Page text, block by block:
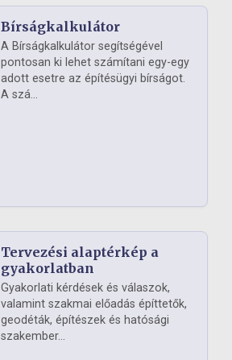
Bírságkalkulátor
A Bírságkalkulátor segítségével
pontosan ki lehet számítani egy-egy
adott esetre az építésügyi bírságot.
A szá...
Tervezési alaptérkép a
gyakorlatban
Gyakorlati kérdések és válaszok,
valamint szakmai előadás építtetők,
geodéták, építészek és hatósági
szakember...